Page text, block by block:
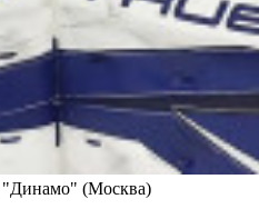
(Москва)